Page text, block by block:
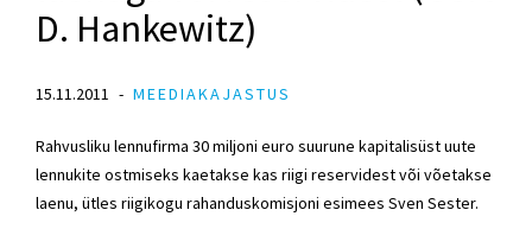
D. Hankewitz)
15.11.2011 MEEDIAKAJASTUS
Rahvusliku lennufirma 30 miljoni euro suurune kapitalisüst uute
lennukite ostmiseks kaetakse kas riigi reservidest või võetakse
laenu, ütles riigikogu rahanduskomisjoni esimees Sven Sester.